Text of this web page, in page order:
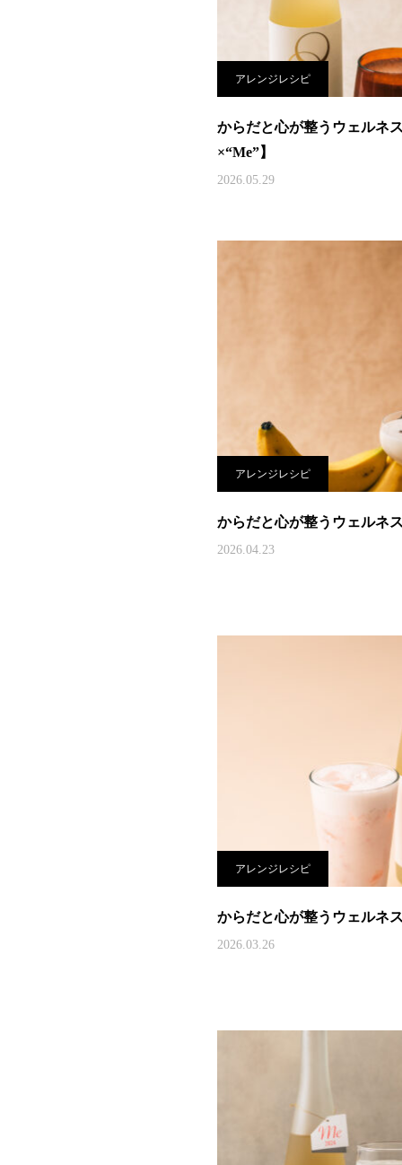
アレンジレシピ
からだと心が整うウェルネ
×“Me”】
2026.05.29
アレンジレシピ
からだと心が整うウェルネ
2026.04.23
アレンジレシピ
からだと心が整うウェルネ
2026.03.26